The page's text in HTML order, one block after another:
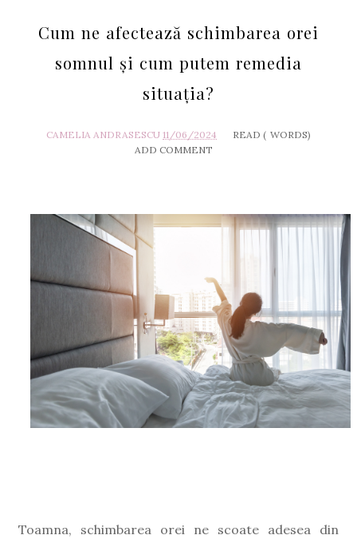
Cum ne afectează schimbarea orei
somnul și cum putem remedia
situația?
CAMELIA ANDRASESCU 11/06/2024 READ ( WORDS)
ADD COMMENT
Toamna, schimbarea orei ne scoate adesea din